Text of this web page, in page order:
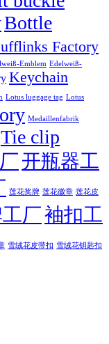
Bottle
Factory
Emblem Edelweiß-
Keychain
Lotus luggage tag Lotus
Medaillenfabrik
Tie clip
开瓶器工
莲花奖牌 莲花徽章 莲花皮
厂袖扣工
雪绒花皮带扣 雪绒花钥匙扣